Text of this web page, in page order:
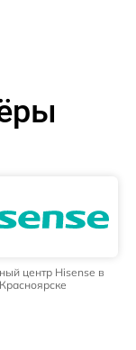
центр Hisense в
Красноярске